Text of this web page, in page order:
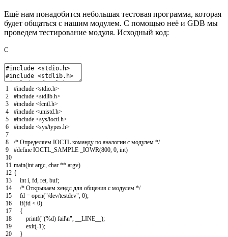
Ещё нам понадобится небольшая тестовая программа, которая
будет общаться с нашим модулем. С помощью неё и GDB мы
проведем тестирование модуля. Исходный код:
C
1
2
3
4
5
6
7
8
9
10
11
12
13
14
15
16
17
18
19
20
#include <stdio.h>
#include <stdlib.h>
#include <fcntl.h>
#include <unistd.h>
#include <sys/ioctl.h>
#include <sys/types.h>
/* Определяем IOCTL команду по аналогии с модулем */
#define IOCTL_SAMPLE _IOWR(800, 0, int)
main(int argc char ** argv)
{
int i fd ret buf;
/* Открываем хендл для общения с модулем */
fd = open("/dev/testdev" 0);
if(fd < 0)
{
printf("(%d) fail\n" __LINE__ );
exit(-1);
}